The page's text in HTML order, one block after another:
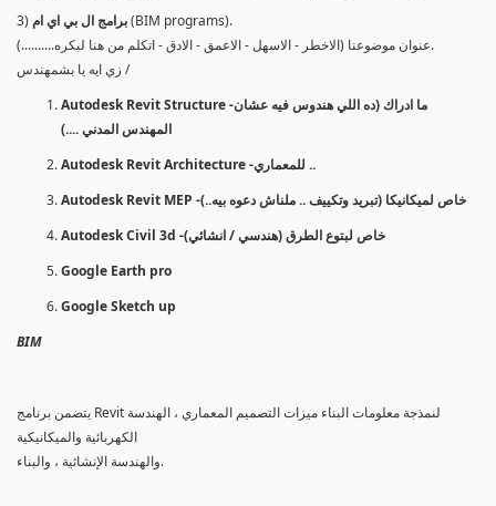
3) برامج ال بي اي ام(BIM programs).
عنوان موضوعنا (الاخطر - الاسهل - الاعمق - الادق - اتكلم من هنا لبكره..........).
زي ايه يا بشمهندس /
Autodesk Revit Structure -ما ادراك (ده اللي هندوس فيه عشان
المهندس المدني ....)
Autodesk Revit Architecture -للمعماري ..
Autodesk Revit MEP -خاص لميكانيكا (تبريد وتكييف .. ملناش دعوه بيه..)
Autodesk Civil 3d -خاص لبتوع الطرق (هندسي / انشائي)
Google Earth pro
Google Sketch up
BIM
يتضمن برنامج Revit لنمذجة معلومات البناء ميزات التصميم المعماري ، الهندسة
الكهربائية والميكانيكية
والهندسة الإنشائية ، والبناء.